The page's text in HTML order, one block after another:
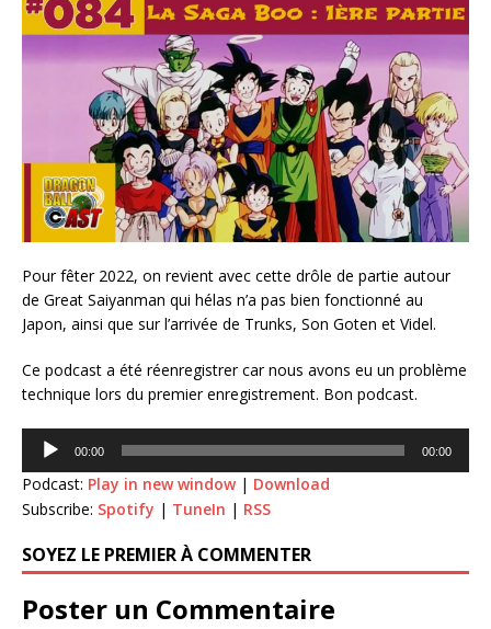
Pour fêter 2022, on revient avec cette drôle de partie autour
de Great Saiyanman qui hélas n’a pas bien fonctionné au
Japon, ainsi que sur l’arrivée de Trunks, Son Goten et Videl.
Ce podcast a été réenregistrer car nous avons eu un problème
technique lors du premier enregistrement. Bon podcast.
Lecteur
audio
00:00 00:00
Podcast: Play in new window| Download
Subscribe: Spotify | TuneIn | RSS
SOYEZ LE PREMIER À COMMENTER
Poster un Commentaire